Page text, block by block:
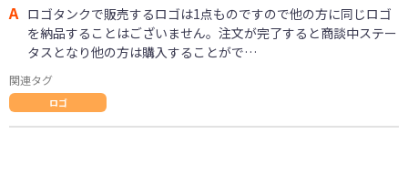
A ロゴタンクで販売するロゴは1点ものですので他の方に同じロゴ
を納品することはございません。注文が完了すると商談中ステー
タスとなり他の方は購入することがで…
関連タグ
ロゴ